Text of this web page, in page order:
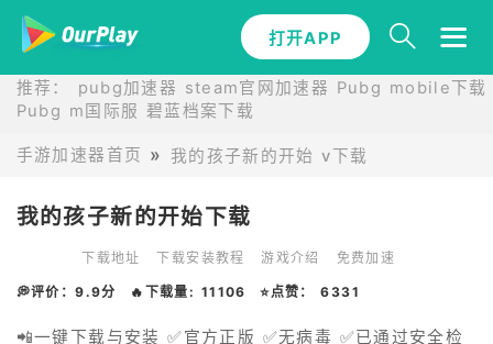
打开APP
推荐： pubg加速器 steam官网加速器 Pubg mobile下载
Pubg m国际服 碧蓝档案下载
手游加速器首页 我的孩子新的开始 v下载
我的孩子新的开始下载
下载地址 下载安装教程 游戏介绍 免费加速
💭评价：9.9分 🔥下载量: 11106 ⭐点赞： 6331
📲一键下载与安装 ✅官方正版 ✅无病毒 ✅已通过安全检